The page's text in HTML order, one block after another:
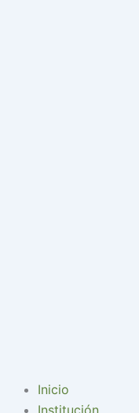
Inicio
Institución